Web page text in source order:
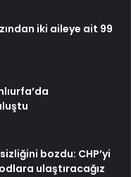
iki aileye ait 99
bozdu: CHP’yi
ulaştıracağız